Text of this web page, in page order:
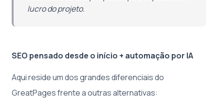
lucro do projeto.
SEO pensado desde o início + automação por IA
Aqui reside um dos grandes diferenciais do
GreatPages frente a outras alternativas: